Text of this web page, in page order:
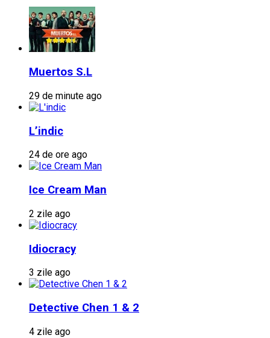
Muertos S.L
29 de minute ago
L’indic
24 de ore ago
Ice Cream Man
2 zile ago
Idiocracy
3 zile ago
Detective Chen 1 & 2
4 zile ago